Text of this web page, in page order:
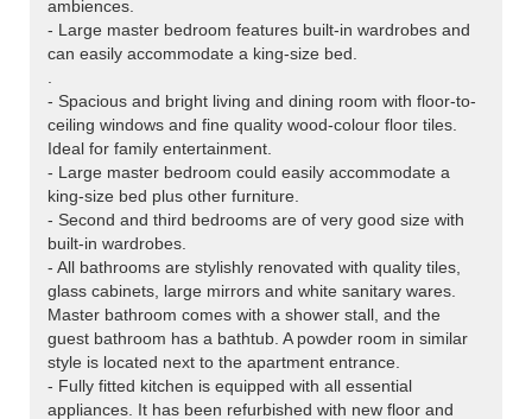
ambiences.
- Large master bedroom features built-in wardrobes and
can easily accommodate a king-size bed.
.
- Spacious and bright living and dining room with floor-to-
ceiling windows and fine quality wood-colour floor tiles.
Ideal for family entertainment.
- Large master bedroom could easily accommodate a
king-size bed plus other furniture.
- Second and third bedrooms are of very good size with
built-in wardrobes.
- All bathrooms are stylishly renovated with quality tiles,
glass cabinets, large mirrors and white sanitary wares.
Master bathroom comes with a shower stall, and the
guest bathroom has a bathtub. A powder room in similar
style is located next to the apartment entrance.
- Fully fitted kitchen is equipped with all essential
appliances. It has been refurbished with new floor and